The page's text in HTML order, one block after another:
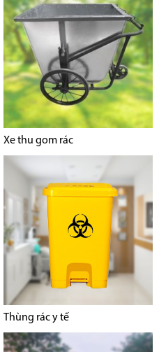
Xe thu gom rác
Thùng rác y tế